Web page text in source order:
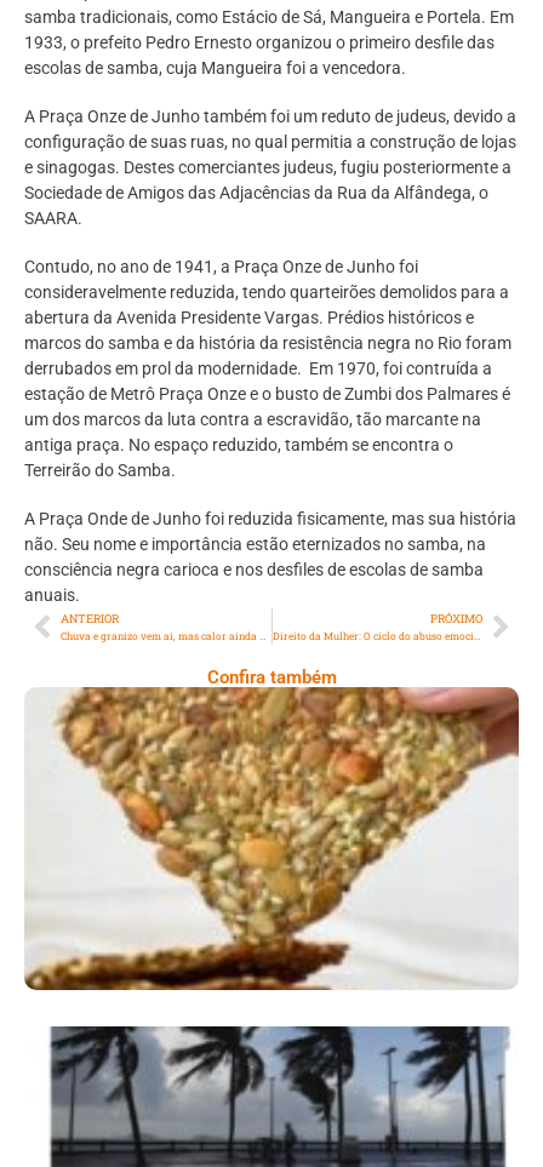
samba tradicionais, como Estácio de Sá, Mangueira e Portela. Em
1933, o prefeito Pedro Ernesto organizou o primeiro desfile das
escolas de samba, cuja Mangueira foi a vencedora.
A Praça Onze de Junho também foi um reduto de judeus, devido a
configuração de suas ruas, no qual permitia a construção de lojas
e sinagogas. Destes comerciantes judeus, fugiu posteriormente a
Sociedade de Amigos das Adjacências da Rua da Alfândega, o
SAARA.
Contudo, no ano de 1941, a Praça Onze de Junho foi
consideravelmente reduzida, tendo quarteirões demolidos para a
abertura da Avenida Presidente Vargas. Prédios históricos e
marcos do samba e da história da resistência negra no Rio foram
derrubados em prol da modernidade. Em 1970, foi contruída a
estação de Metrô Praça Onze e o busto de Zumbi dos Palmares é
um dos marcos da luta contra a escravidão, tão marcante na
antiga praça. No espaço reduzido, também se encontra o
Terreirão do Samba.
A Praça Onde de Junho foi reduzida fisicamente, mas sua história
não. Seu nome e importância estão eternizados no samba, na
consciência negra carioca e nos desfiles de escolas de samba
anuais.
ANTERIOR PRÓXIMO
Confira também
Comer Bem: Cracker De Sementes
Ano X – Número 366 01 A 07 De Agosto De
2026